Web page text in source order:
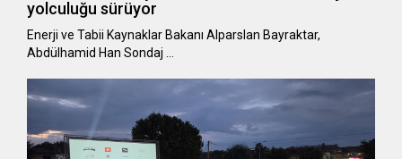
yolculuğu sürüyor
Enerji ve Tabii Kaynaklar Bakanı Alparslan Bayraktar,
Abdülhamid Han Sondaj …